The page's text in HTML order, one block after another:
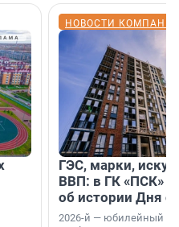
НОВОСТИ
ГЭС, марки,
ВВП: в ГК «ПСК»
об истории Дня
2026-й — юбилейный